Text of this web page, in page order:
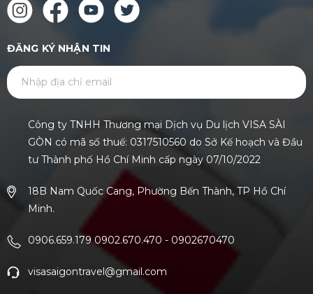
ĐĂNG KÝ NHẬN TIN
Công ty TNHH Thương mại Dịch vụ Du lịch VISA SÀI
GÒN có mã số thuế: 0317510560 do Sở Kế hoạch và Đầu
tư Thành phố Hồ Chí Minh cấp ngày 07/10/2022
18B Nam Quốc Cang, Phường Bến Thành, TP Hồ Chí
Minh.
0906.659.179 0902.670.470 - 0902670470
visasaigontravel@gmail.com